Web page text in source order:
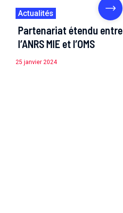
Actualités
Partenariat étendu entre
l’ANRS MIE et l’OMS
25 janvier 2024